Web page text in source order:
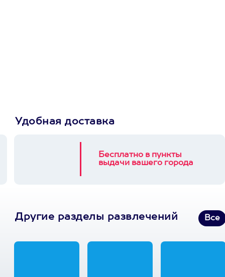
Удобная доставка
Бесплатно в пункты
выдачи вашего города
Другие разделы развлечений Все